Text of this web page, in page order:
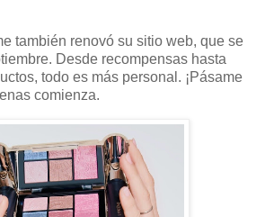
también renovó su sitio web, que se
Desde recompensas hasta
todo es más personal. ¡Pásame
comienza.